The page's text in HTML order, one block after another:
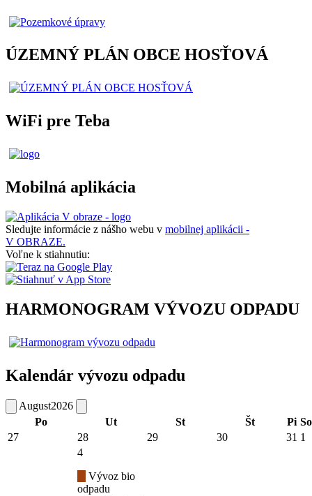
ÚZEMNÝ PLÁN OBCE HOSŤOVÁ
WiFi pre Teba
Mobilná aplikácia
Sledujte informácie z nášho webu v mobilnej aplikácii -
V OBRAZE.
Voľne k stiahnutiu:
HARMONOGRAM VÝVOZU ODPADU
Kalendár vývozu odpadu
August2026
Po
Ut St Št Pi So
27
28 29 30 31 1
4
Vývoz bio
odpadu